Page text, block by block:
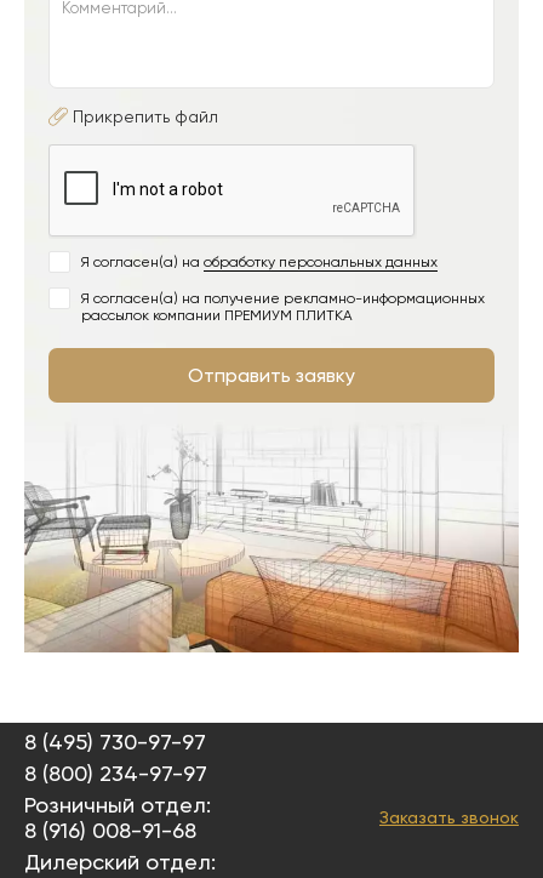
Прикрепить файл
Я согласен(а) на обработку персональных данных
Я согласен(а) на получение рекламно-информационных
рассылок компании ПРЕМИУМ ПЛИТКА
Отправить заявку
8 (495) 730-97-97
8 (800) 234-97-97
Розничный отдел:
8 (916) 008-91-68
Дилерский отдел:
Заказать звонок